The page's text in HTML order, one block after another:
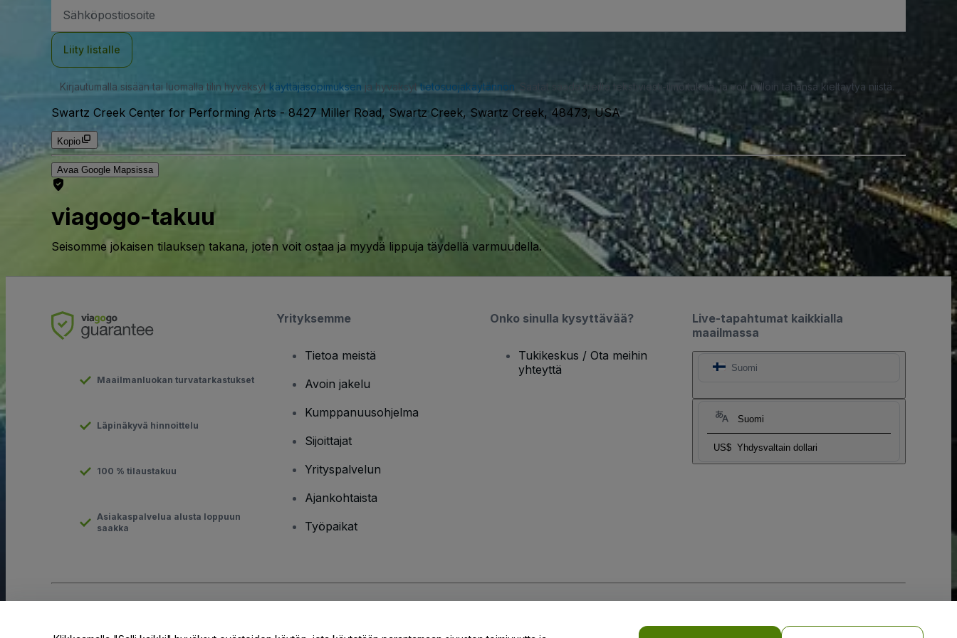
Liity listalle
Kirjautumalla sisään tai luomalla tilin hyväksyt käyttäjäsopimuksen ja hyväksyttietosuojakäytännön . Saatat saada meiltä tekstiviesti-ilmoituksia, ja voit milloin tahansa kieltäytyä niistä.
Swartz Creek Center for Performing Arts - 8427 Miller Road, Swartz Creek, Swartz Creek, 48473, USA
Kopio
Avaa Google Mapsissa
viagogo-takuu
Seisomme jokaisen tilauksen takana, joten voit ostaa ja myydä lippuja täydellä varmuudella.
Live-tapahtumat kaikkialla
maailmassa
Suomi
Suomi
US$ Yhdysvaltain dollari
Maailmanluokan turvatarkastukset
Läpinäkyvä hinnoittelu
100 % tilaustakuu
Asiakaspalvelua alusta loppuun
saakka
Yrityksemme
Tietoa meistä
Avoin jakelu
Kumppanuusohjelma
Sijoittajat
Yrityspalvelun
Ajankohtaista
Työpaikat
Onko sinulla kysyttävää?
Tukikeskus / Ota meihin
yhteyttä